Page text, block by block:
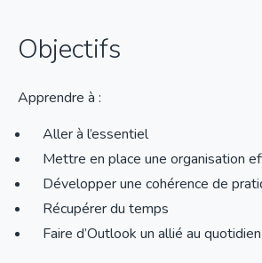
Objectifs
Apprendre à :
Aller à l’essentiel
Mettre en place une organisation
Développer une cohérence de
Récupérer du temps
Faire d’Outlook un allié au quotidien